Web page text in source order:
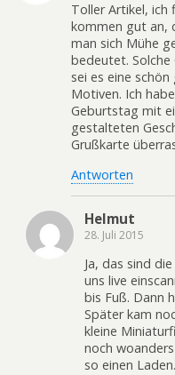
Toller Artikel, ich
kommen gut an,
man sich Mühe
bedeutet. Solche
sei es eine
Motiven. Ich
Geburtstag mit
gestalteten
Grußkarte
Antworten
Helmut
28. Juli 2015
Ja, das sind
uns live
bis Fuß. Dann
Später kam
kleine
noch
so einen